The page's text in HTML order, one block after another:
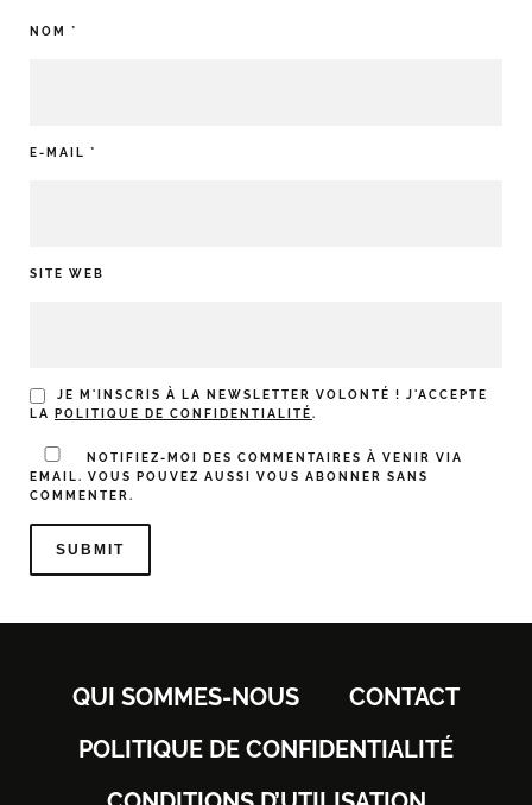
NOM *
E-MAIL *
SITE WEB
JE M'INSCRIS À LA NEWSLETTER VOLONTÉ ! J'ACCEPTE
LA
POLITIQUE DE CONFIDENTIALITÉ.
NOTIFIEZ-MOI DES COMMENTAIRES À VENIR VIA
EMAIL. VOUS POUVEZ AUSSI VOUS ABONNER
SANS
COMMENTER.
QUI SOMMES-NOUS
CONTACT
POLITIQUE DE CONFIDENTIALITÉ